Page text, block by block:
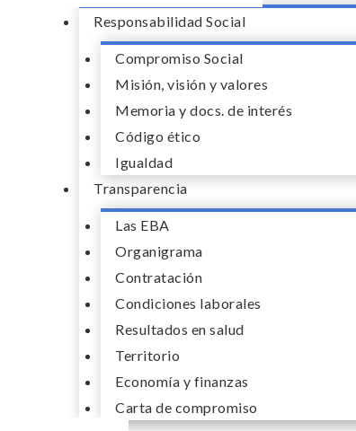
Responsabilidad Social
Compromiso Social
Misión, visión y valores
Memoria y docs. de interés
Código ético
Igualdad
Transparencia
Las EBA
Organigrama
Contratación
Condiciones laborales
Resultados en salud
Territorio
Economía y finanzas
Carta de compromiso